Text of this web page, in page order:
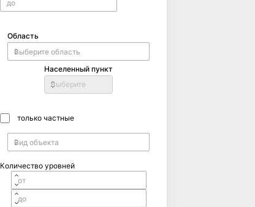
Область
Населенный пункт
Выберите
только частные
Количество уровней